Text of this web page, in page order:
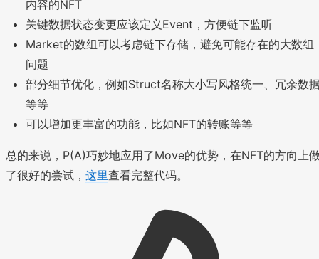
内容的NFT
关键数据状态变更应该定义Event，方便链下监听
Market的数组可以考虑链下存储，避免可能存在的大数组
问题
部分细节优化，例如Struct名称大小写风格统一、冗余数
等等
可以增加更丰富的功能，比如NFT的转账等等
总的来说，P(A)巧妙地应用了Move的优势，在NFT的方向上
了很好的尝试， 这里查看完整代码。